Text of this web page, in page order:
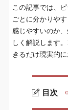
この記事では、
ごとに分かりや
感じやすいのか
しく解説します
きるだけ現実的
目次